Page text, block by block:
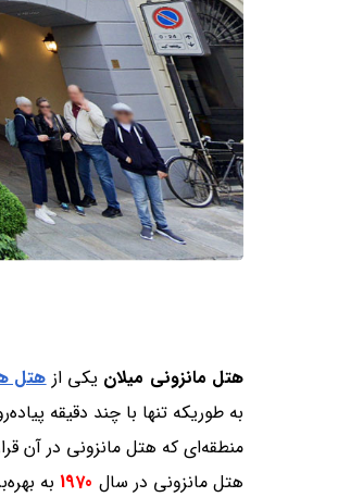
هتل مانزونی میلان یکی ازهتل های
به طوریکه تنها با چند دقیقه
منطقه‌ای که هتل مانزونی در آن
هتل مانزونی در سال 1970 به